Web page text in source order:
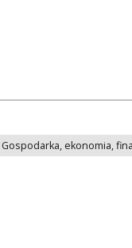
Gospodarka, ekonomia,